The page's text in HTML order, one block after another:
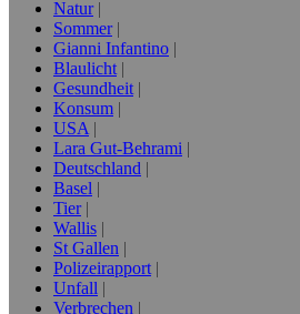
Natur
Sommer
Gianni Infantino
Blaulicht
Gesundheit
Konsum
USA
Lara Gut-Behrami
Deutschland
Basel
Tier
Wallis
St Gallen
Polizeirapport
Unfall
Verbrechen